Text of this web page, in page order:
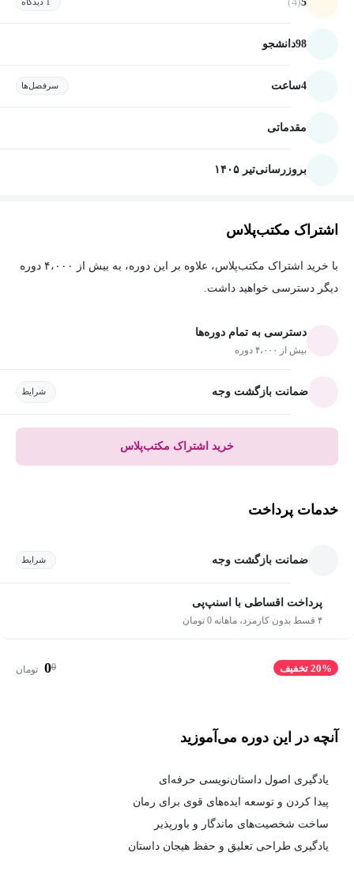
98دانشجو
4ساعت سرفصل‌ها
مقدماتی
بروزرسانیتیر ۱۴۰۵
اشتراک مکتب‌پلاس
با خرید اشتراک مکتب‌پلاس، علاوه بر این دوره، به بیش از ۴،۰۰۰ دوره
دیگر دسترسی خواهید داشت.
دسترسی به تمام دوره‌ها
بیش از ۴،۰۰۰ دوره
ضمانت بازگشت وجه شرایط
خرید اشتراک مکتب‌پلاس
خدمات پرداخت
ضمانت بازگشت وجه شرایط
پرداخت اقساطی با اسنپ‌پی
۴ قسط بدون کارمزد، ماهانه 0 تومان
20% تخفیف 0
0 تومان
آنچه در این دوره می‌آموزید
یادگیری اصول داستان‌نویسی حرفه‌ای
پیدا کردن و توسعه ایده‌های قوی برای رمان
ساخت شخصیت‌های ماندگار و باورپذیر
یادگیری طراحی تعلیق و حفظ هیجان داستان